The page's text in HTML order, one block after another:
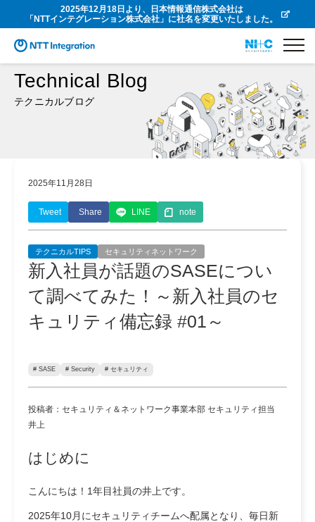
2025年12月18日より、日本情報通信株式会社は
「NTTインテグレーション株式会社」に社名を変更いたしました。
Technical Blog
テクニカルブログ
2025年11月28日
Tweet Share LINE note
テクニカルTIPS セキュリティネットワーク
新入社員が話題のSASEについ
て調べてみた！～新入社員のセ
キュリティ備忘録 #01～
# SASE # Security # セキュリティ
投稿者：セキュリティ＆ネットワーク事業本部 セキュリティ担当
井上
はじめに
こんにちは！1年目社員の井上です。
2025年10月にセキュリティチームへ配属となり、毎日新